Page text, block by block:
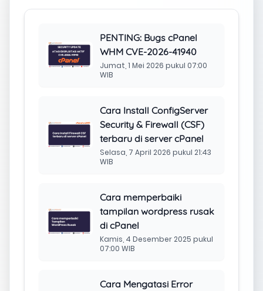
PENTING: Bugs cPanel
WHM CVE-2026-41940
Jumat, 1 Mei 2026 pukul 07:00
WIB
Cara Install ConfigServer
Security & Firewall (CSF)
terbaru di server cPanel
Selasa, 7 April 2026 pukul 21:43
WIB
Cara memperbaiki
tampilan wordpress rusak
di cPanel
Kamis, 4 Desember 2025 pukul
07:00 WIB
Cara Mengatasi Error